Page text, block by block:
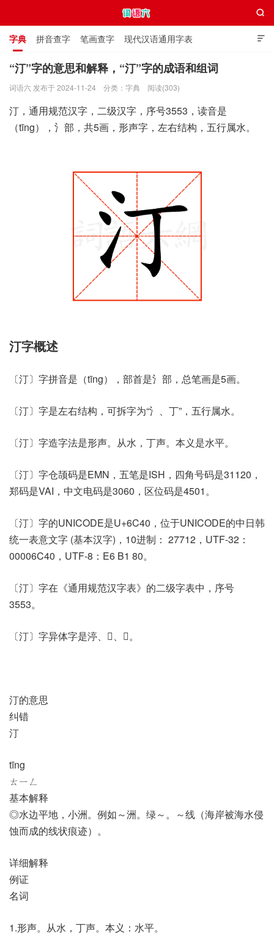

字典 拼音查字 笔画查字 现代汉语通用字表
通用规范汉字表 叠字大全 独体字大全 极简英语词典

“汀”字的意思和解释，“汀”字的成语和组词
词语六 发布于 2024-11-24 分类： 字典 阅读(303)
汀，通用规范汉字，二级汉字，序号3553，读音是
（tīng），氵部，共5画，形声字，左右结构，五行属水。
汀字概述
〔汀〕字拼音是（tīng），部首是氵部，总笔画是5画。
〔汀〕字是左右结构，可拆字为“氵、丁”，五行属水。
〔汀〕字造字法是形声。从水，丁声。本义是水平。
〔汀〕字仓颉码是EMN，五笔是ISH，四角号码是31120，
郑码是VAI，中文电码是3060，区位码是4501。
〔汀〕字的UNICODE是U+6C40，位于UNICODE的中日韩
统一表意文字 (基本汉字)，10进制： 27712，UTF-32：
00006C40，UTF-8：E6 B1 80。
〔汀〕字在《通用规范汉字表》的二级字表中，序号
3553。
〔汀〕字异体字是渟、𠀩、𢆊。
汀的意思
纠错
汀
tīng
ㄊㄧㄥ
基本解释
◎水边平地，小洲。例如～洲。绿～。～线（海岸被海水侵
蚀而成的线状痕迹）。
详细解释
例证
名词
1.形声。从水，丁声。本义：水平。